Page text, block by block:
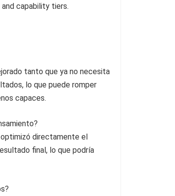
tanto que ya no necesita
lo que puede romper
capaces.
directamente el
final, lo que podría